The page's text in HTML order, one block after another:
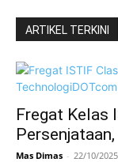
ARTIKEL TERKINI
Fregat Kelas
Mas Dimas - 22/10/2025